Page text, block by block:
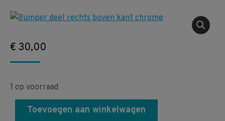
€ 30,00
1 op voorraad
Toevoegen aan winkelwagen